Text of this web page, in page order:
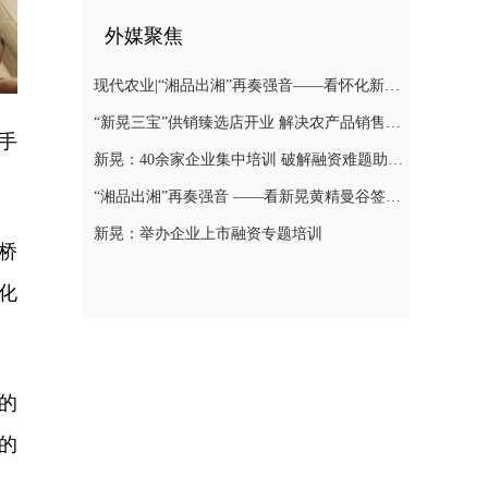
外媒聚焦
现代农业|“湘品出湘”再奏强音——看怀化新晃黄精曼谷签单背后的“强链密码”
“新晃三宝”供销臻选店开业 解决农产品销售难题
新晃：40余家企业集中培训 破解融资难题助力发展
“湘品出湘”再奏强音 ——看新晃黄精曼谷签单背后的“强链密码”
新晃：举办企业上市融资专题培训